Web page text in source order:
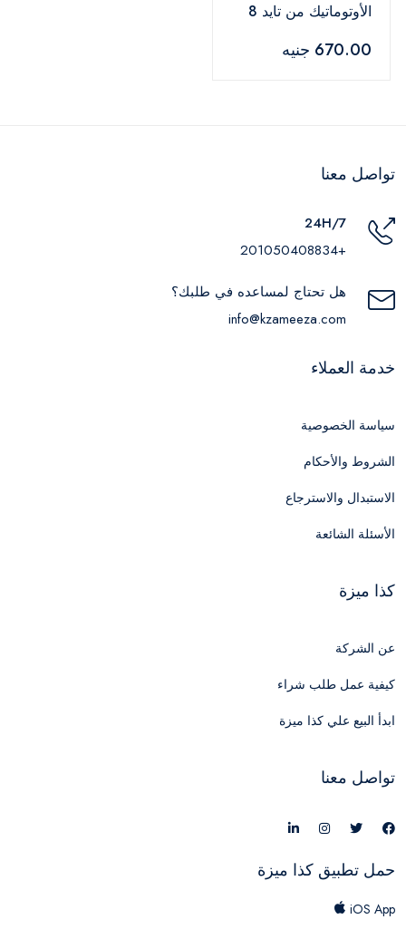
الأوتوماتيك من تايد 8
670.00 جنيه
تواصل معنا
24H/7
+201050408834
هل تحتاج لمساعده في طلبك؟
info@kzameeza.com
خدمة العملاء
سياسة الخصوصية
الشروط والأحكام
الاستبدال والاسترجاع
الأسئلة الشائعة
كذا ميزة
عن الشركة
كيفية عمل طلب شراء
ابدأ البيع علي كذا ميزة
تواصل معنا
حمل تطبيق كذا ميزة
iOS App